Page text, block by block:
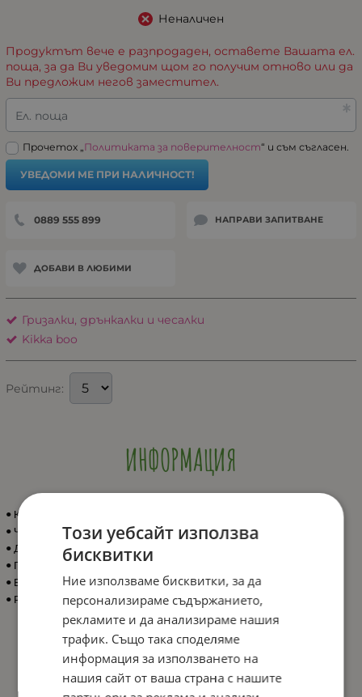
Неналичен
Продуктът вече е разпродаден, оставете Вашата ел.
поща, за да Ви уведомим щом го получим отново или да
Ви предложим негов заместител.
Ел. поща
Прочетох „Политиката за поверителност“ и съм съгласен.
УВЕДОМИ МЕ ПРИ НАЛИЧНОСТ!
0889 555 899 НАПРАВИ ЗАПИТВАНЕ
ДОБАВИ В ЛЮБИМИ
Гризалки, дрънкалки и чесалки
Kikka boo
Рейтинг:
ИНФОРМАЦИЯ
• Клипс за залъгалка с чесалка и мънисти;
• Чесалка и мънисти, изработени от мек и безопасен силикон;
• Дървена щипка за лесно прикрепяне;
• Подходящ за деца 0+ месеца;
• Без BPA;
• Размери: 6.4 x 1 x 25 cм.
ХАРАКТЕРИСТИКИ
Този уебсайт използва
бисквитки
Ние използваме бисквитки, за да
персонализираме съдържанието,
рекламите и да анализираме нашия
трафик. Също така споделяме
информация за използването на
нашия сайт от ваша страна с нашите